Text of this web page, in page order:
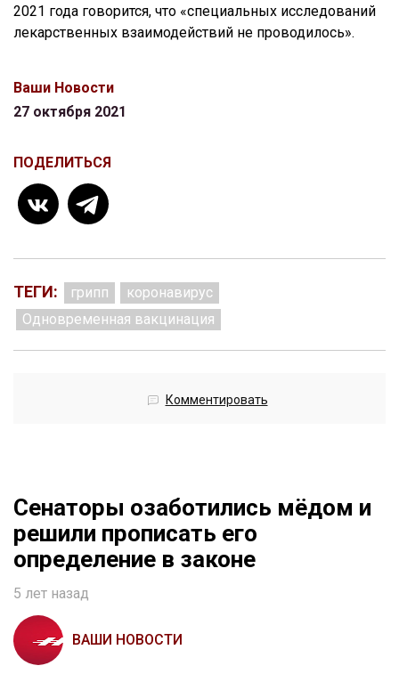
2021 года говорится, что «специальных исследований
лекарственных взаимодействий не проводилось».
Ваши Новости
27 октября 2021
ПОДЕЛИТЬСЯ
ТЕГИ: грипп
коронавирус
Одновременная вакцинация
Комментировать
Сенаторы озаботились мёдом и
решили прописать его
определение в законе
5 лет назад
ВАШИ НОВОСТИ